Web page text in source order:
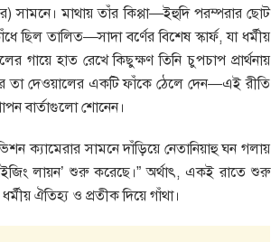
সামনে। মাথায় তাঁর কিপ্পা—ইহুদি পরম্পরার ছোট
ছিল তালিত—সাদা বর্ণের বিশেষ স্কার্ফ, যা ধর্মীয়
গায়ে হাত রেখে কিছুক্ষণ তিনি চুপচাপ প্রার্থনায়
তা দেওয়ালের একটি ফাঁকে ঠেলে দেন—এই রীতি
বার্তাগুলো শোনেন।
ক্যামেরার সামনে দাঁড়িয়ে নেতানিয়াহু ঘন গলায়
লায়ন’ শুরু করেছে।” অর্থাৎ, একই রাতে শুরু
ঐতিহ্য ও প্রতীক দিয়ে গাঁথা।